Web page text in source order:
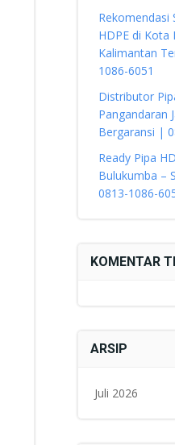
Rekomendasi
HDPE di Kota
Kalimantan
1086-6051
Distributor
Pangandaran
Bergaransi |
Ready Pipa
Bulukumba –
0813-1086-
KOMENTAR
ARSIP
Juli 2026